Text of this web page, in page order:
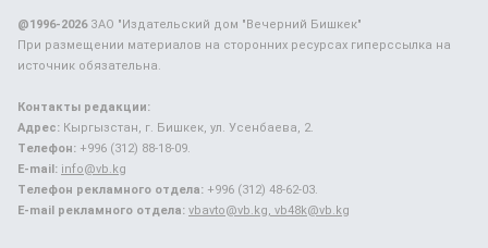
@1996-2026ЗАО "Издательский дом "Вечерний Бишкек"
При размещении материалов на сторонних ресурсах гиперссылка на
источник обязательна.
Контакты редакции:
Адрес: Кыргызстан, г. Бишкек, ул. Усенбаева, 2.
Телефон: +996 (312) 88-18-09.
E-mail: info@vb.kg
Телефон рекламного отдела: +996 (312) 48-62-03.
E-mail рекламного отдела: vbavto@vb.kg, vb48k@vb.kg